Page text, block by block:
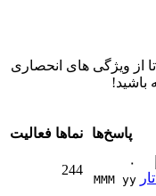
از ویژگی های انحصاری
باشید!
پاسخ‌ها نماها فعالیت
۰
MMM yy
244